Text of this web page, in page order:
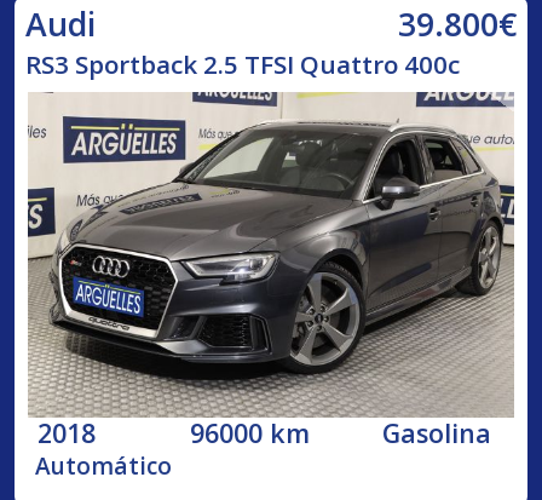
Audi 39.800€
RS3 Sportback 2.5 TFSI Quattro 400c
2018 96000 km Gasolina
Automático